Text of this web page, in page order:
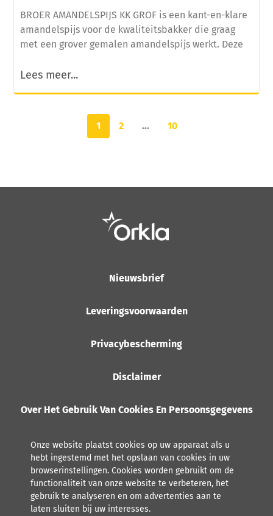
BROER AMANDELSPIJS KK GROF is een kant-en-klare
amandelspijs voor de kwaliteitsbakker die graag
met een grover gemalen amandelspijs werkt. Deze
Lees meer...
1 2 … 10
Nieuwsbrief
Leveringsvoorwaarden
Privacybescherming
Disclaimer
Over Het Gebruik Van Cookies En Persoonsgegevens
Onze website plaatst cookies op uw apparaat als u
hebt ingestemd met het opslaan van cookies in uw
browserinstellingen. Cookies worden gebruikt om de
functionaliteit van onze website te verbeteren, het
gebruik te analyseren en om advertenties aan te
laten sluiten bij uw interesses.